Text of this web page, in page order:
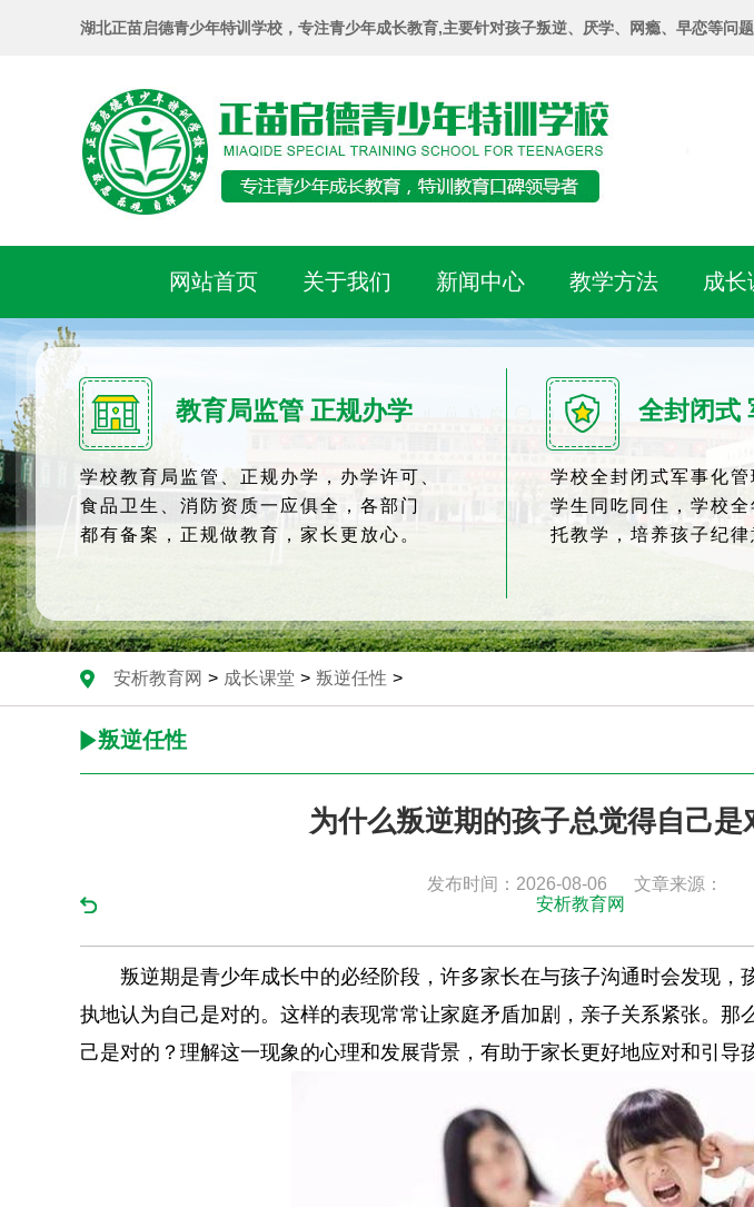
湖北正苗启德青少年特训学校，专注青少年成长教育,主要针对孩子叛逆、厌学、网瘾、早恋等问
网站首页 关于我们 新闻中心 教学方法 成长
教育局监管 正规办学
学校教育局监管、正规办学，办学许可、
食品卫生、消防资质一应俱全，各部门
都有备案，正规做教育，家长更放心。
全封闭式
学校全封闭式军事化
学生同吃同住，学校
托教学，培养孩子纪律
安析教育网 > 成长课堂 > 叛逆任性 >
叛逆任性
为什么叛逆期的孩子总觉得自己是
发布时间：2026-08-06
文章来源：
安析教育网
叛逆期是青少年成长中的必经阶段，许多家长在与孩子沟通时会发现，
执地认为自己是对的。这样的表现常常让家庭矛盾加剧，亲子关系紧张。那
己是对的？理解这一现象的心理和发展背景，有助于家长更好地应对和引导